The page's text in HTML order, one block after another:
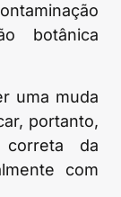
botânica
uma muda
portanto,
correta da
com